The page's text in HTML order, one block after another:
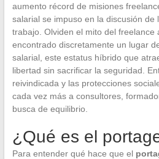
aumento récord de misiones
salarial se impuso en la discusión de
trabajo. Olviden el mito del freelance
encontrado discretamente un lugar
salarial, este estatus híbrido que
libertad sin sacrificar la seguridad.
reivindicada y las protecciones
cada vez más a consultores,
busca de equilibrio.
¿Qué es el
Para entender qué hace que el